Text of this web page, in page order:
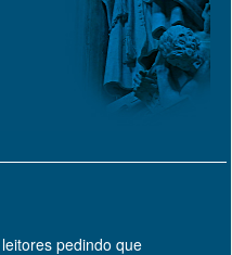
pedindo que